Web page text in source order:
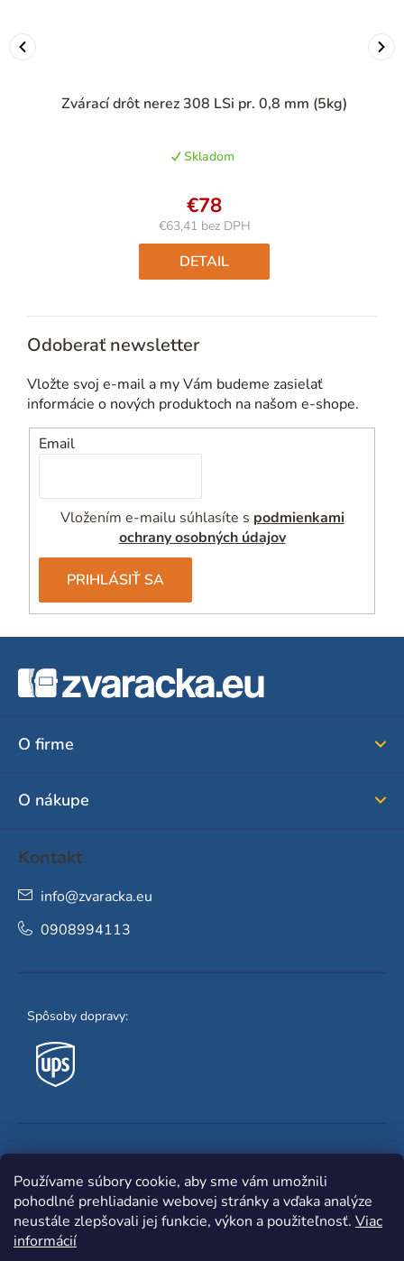
Používame súbory cookie, aby sme vám umožnili
pohodlné prehliadanie webovej stránky a vďaka analýze
neustále zlepšovali jej funkcie, výkon a použiteľnosť. Viac
informácií
Zvárací drôt nerez 308 LSi pr. 0,8 mm (5kg)
Skladom
€78
€63,41 bez DPH
Jednotková
cena:
DETAIL
Odoberať newsletter
Vložte svoj e-mail a my Vám budeme zasielať
informácie o nových produktoch na našom e-shope.
Email
Vložením e-mailu súhlasíte s podmienkami
ochrany osobných údajov
PRIHLÁSIŤ SA
O firme
O nákupe
Kontakt
info@zvaracka.eu
0908994113
Spôsoby dopravy: